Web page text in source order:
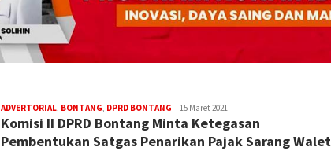
ADVERTORIAL BONTANG DPRD BONTANG Redaksi
15 Maret 2021
Komisi II DPRD Bontang Minta Ketegasan
Pembentukan Satgas Penarikan Pajak Sarang Walet